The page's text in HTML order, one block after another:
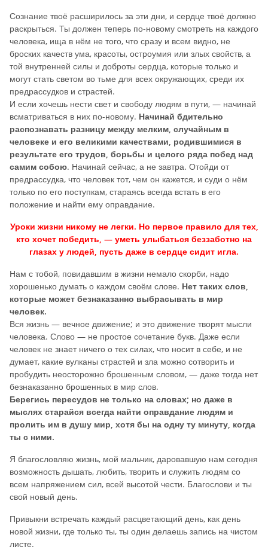
Сознание твоё расширилось за эти дни, и сердце твоё должно
раскрыться. Ты должен теперь по-новому смотреть на каждого
человека, ища в нём не того, что сразу и всем видно, не
броских качеств ума, красоты, остроумия или злых свойств, а
той внутренней силы и доброты сердца, которые только и
могут стать светом во тьме для всех окружающих, среди их
предрассудков и страстей.
И если хочешь нести свет и свободу людям в пути, — начинай
всматриваться в них по-новому. Начинай бдительно
распознавать разницу между мелким, случайным в
человеке и его великими качествами, родившимися в
результате его трудов, борьбы и целого ряда побед над
самим собою. Начинай сейчас, а не завтра. Отойди от
предрассудка, что человек тот, чем он кажется, и суди о нём
только по его поступкам, стараясь всегда встать в его
положение и найти ему оправдание.
Уроки жизни никому не легки. Но первое правило для тех,
кто хочет победить, — уметь улыбаться беззаботно на
глазах у людей, пусть даже в сердце сидит игла.
Нам с тобой, повидавшим в жизни немало скорби, надо
хорошенько думать о каждом своём слове. Нет таких слов,
которые может безнаказанно выбрасывать в мир
человек.
Вся жизнь — вечное движение; и это движение творят мысли
человека. Слово — не простое сочетание букв. Даже если
человек не знает ничего о тех силах, что носит в себе, и не
думает, какие вулканы страстей и зла можно сотворить и
пробудить неосторожно брошенным словом, — даже тогда нет
безнаказанно брошенных в мир слов.
Берегись пересудов не только на словах; но даже в
мыслях старайся всегда найти оправдание людям и
пролить им в душу мир, хотя бы на одну ту минуту, когда
ты с ними.
Я благословляю жизнь, мой мальчик, даровавшую нам сегодня
возможность дышать, любить, творить и служить людям со
всем напряжением сил, всей высотой чести. Благослови и ты
свой новый день.
Привыкни встречать каждый расцветающий день, как день
новой жизни, где только ты, ты один делаешь запись на чистом
листе.